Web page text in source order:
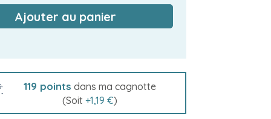
Ajouter au panier
119 points dans ma cagnotte
(Soit +1,19 €)